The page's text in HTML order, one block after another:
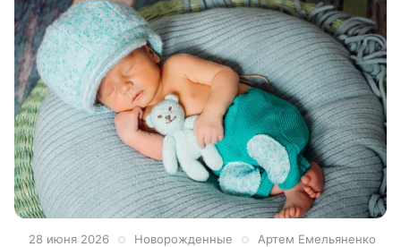
28 июня 2026 Новорожденные Артем Емельяненко